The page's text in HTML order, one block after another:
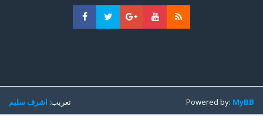
تعريب:اشرف سليم Powered by:MyBB